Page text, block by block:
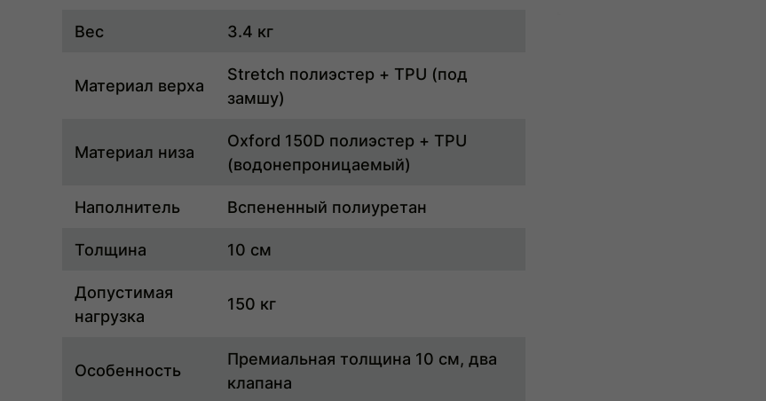
Вес 3.4 кг
Материал верха
Stretch полиэстер + TPU (под
замшу)
Материал низа
Oxford 150D полиэстер + TPU
(водонепроницаемый)
Наполнитель Вспененный полиуретан
Толщина 10 см
Допустимая
нагрузка
150 кг
Особенность
Премиальная толщина 10 см, два
клапана